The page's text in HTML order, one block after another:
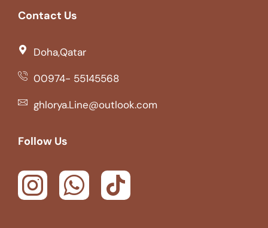
Contact Us
Doha,Qatar
00974- 55145568
ghlorya.Line@outlook.com
Follow Us